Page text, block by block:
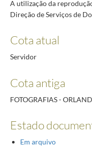
A utilização da
Direção de Serviços de
Cota atual
Servidor
Cota antiga
FOTOGRAFIAS -
Estado
Em arquivo